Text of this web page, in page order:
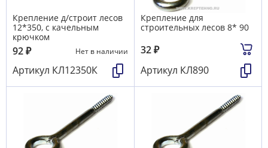
Крепление д/строит лесов
12*350, с качельным
крючком
92₽ Нет в наличии
Артикул КЛ12350К
Крепление для
строительных лесов 8* 90
32₽
Артикул КЛ890